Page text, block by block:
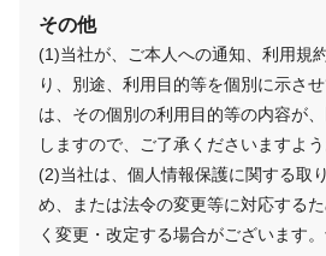
その他
(1)当社が、ご本人への通知、利用規
り、別途、利用目的等を個別に示さ
は、その個別の利用目的等の内容が
しますので、ご了承くださいますよ
(2)当社は、個人情報保護に関する取
め、または法令の変更等に対応する
く変更・改定する場合がございます